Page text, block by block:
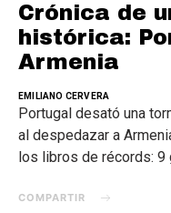
Crónica de
histórica:
Armenia
EMILIANO CERVERA
Portugal desató una
al despedazar a
los libros de récords: 9
COMPARTIR